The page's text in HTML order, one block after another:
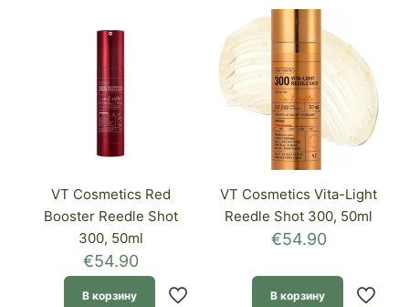
VT Cosmetics Red
Booster Reedle Shot
300, 50ml
€54.90
В корзину
VT Cosmetics Vita-Light
Reedle Shot 300, 50ml
€54.90
В корзину